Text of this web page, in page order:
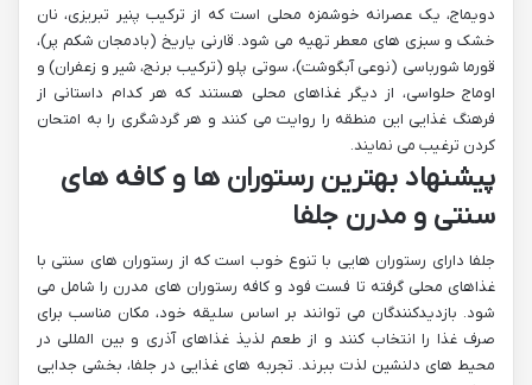
دویماج، یک عصرانه خوشمزه محلی است که از ترکیب پنیر تبریزی، نان
خشک و سبزی های معطر تهیه می شود. قارنی یاریخ (بادمجان شکم پر)،
قورما شورباسی (نوعی آبگوشت)، سوتی پلو (ترکیب برنج، شیر و زعفران) و
اوماج حلواسی، از دیگر غذاهای محلی هستند که هر کدام داستانی از
فرهنگ غذایی این منطقه را روایت می کنند و هر گردشگری را به امتحان
کردن ترغیب می نمایند.
پیشنهاد بهترین رستوران ها و کافه های
سنتی و مدرن جلفا
جلفا دارای رستوران هایی با تنوع خوب است که از رستوران های سنتی با
غذاهای محلی گرفته تا فست فود و کافه رستوران های مدرن را شامل می
شود. بازدیدکنندگان می توانند بر اساس سلیقه خود، مکان مناسب برای
صرف غذا را انتخاب کنند و از طعم لذیذ غذاهای آذری و بین المللی در
محیط های دلنشین لذت ببرند. تجربه های غذایی در جلفا، بخشی جدایی